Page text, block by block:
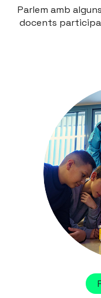
Parlem amb
docents